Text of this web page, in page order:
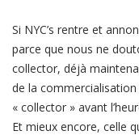
Si NYC’s rentre et
parce que nous ne
collector, déjà
de la commercialisation
« collector » avant
Et mieux encore, celle